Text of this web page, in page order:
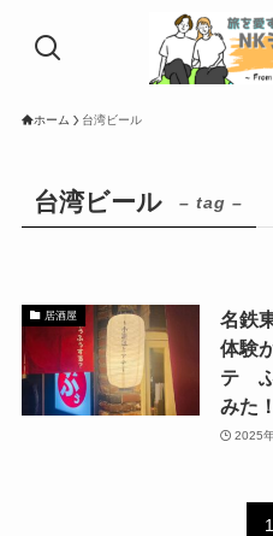
ホーム 台湾ビール
台湾ビール – tag –
居酒屋
名鉄
体験
テ ふ
みた！
2025
1